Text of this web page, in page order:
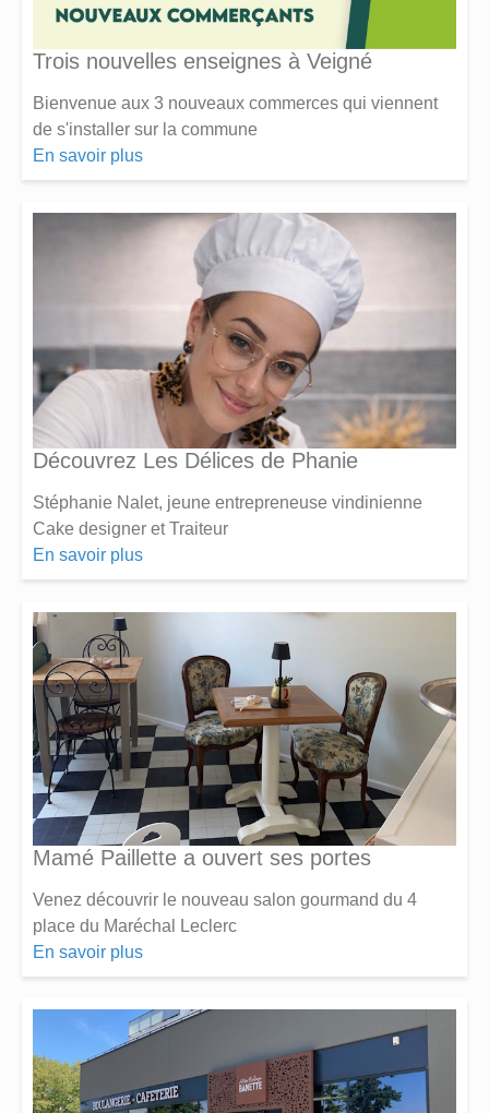
Trois nouvelles enseignes à Veigné
Bienvenue aux 3 nouveaux commerces qui viennent
de s'installer sur la commune
En savoir plus
Découvrez Les Délices de Phanie
Stéphanie Nalet, jeune entrepreneuse vindinienne
Cake designer et Traiteur
En savoir plus
Mamé Paillette a ouvert ses portes
Venez découvrir le nouveau salon gourmand du 4
place du Maréchal Leclerc
En savoir plus